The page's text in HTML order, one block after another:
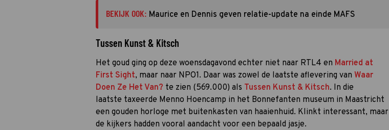
BEKIJK OOK: Maurice en Dennis geven relatie-update na einde MAFS
Tussen Kunst & Kitsch
Het goud ging op deze woensdagavond echter niet naar RTL4 en Married at
First Sight, maar naar NPO1. Daar was zowel de laatste aflevering van Waar
Doen Ze Het Van? te zien (569.000) als Tussen Kunst & Kitsch. In die
laatste taxeerde Menno Hoencamp in het Bonnefanten museum in Maastricht
een gouden horloge met buitenkasten van haaienhuid. Klinkt interessant, maar
de kijkers hadden vooral aandacht voor een bepaald jasje.